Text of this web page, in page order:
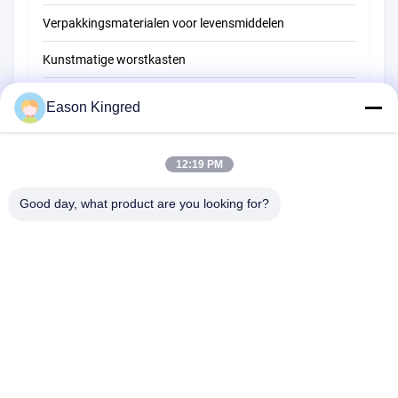
Verpakkingsmaterialen voor levensmiddelen
Kunstmatige worstkasten
CollageenWorstvel
cellulose worst omhulsel
PVDC-worstkassen
Eason Kingred
12:19 PM
Good day, what product are you looking for?